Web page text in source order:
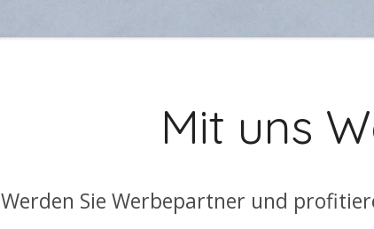
Mit uns
Werden Sie Werbepartner und